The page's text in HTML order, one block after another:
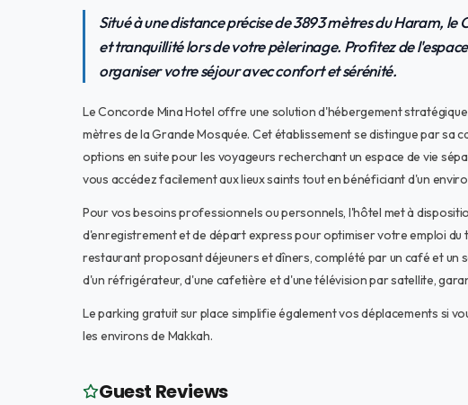
Situé à une distance précise de 3893 mètres du Haram,
et tranquillité lors de votre pèlerinage. Profitez de
organiser votre séjour avec confort et sérénité.
Le Concorde Mina Hotel offre une solution d'hébergement
mètres de la Grande Mosquée. Cet établissement se distingue par sa
options en suite pour les voyageurs recherchant un espace de vie
vous accédez facilement aux lieux saints tout en bénéficiant d'un
Pour vos besoins professionnels ou personnels, l'hôtel met à
d'enregistrement et de départ express pour optimiser votre emploi du
restaurant proposant déjeuners et dîners, complété par un café et un
d'un réfrigérateur, d'une cafetière et d'une télévision par satellite,
Le parking gratuit sur place simplifie également vos déplacements si
les environs de Makkah.
Guest Reviews